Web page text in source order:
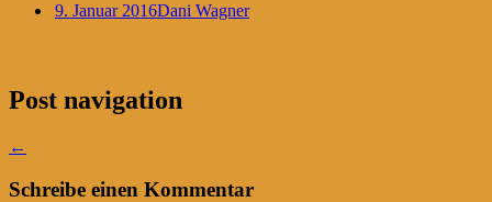
9. Januar 2016Dani Wagner
Post navigation
←
Schreibe einen Kommentar